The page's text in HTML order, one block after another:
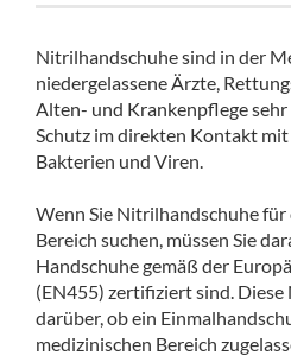
Nitrilhandschuhe sind in der
niedergelassene Ärzte,
Alten- und Krankenpflege sehr
Schutz im direkten Kontakt
Bakterien und Viren.
Wenn Sie Nitrilhandschuhe für
Bereich suchen, müssen Sie
Handschuhe gemäß der
(EN455) zertifiziert sind.
darüber, ob ein
medizinischen Bereich